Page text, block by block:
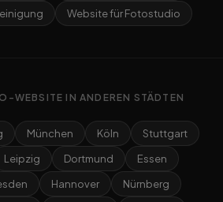
Website für Fotostudio
WEBSITE IN ANDEREN STÄDTEN
München Köln
Stuttgart
Leipzig Dortmund
Essen
Hannover
Nürnberg